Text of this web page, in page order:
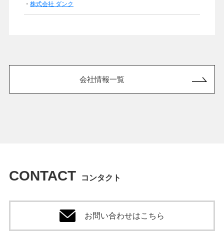
・ 株式会社 ダンク
会社情報一覧
CONTACT コンタクト
お問い合わせはこちら